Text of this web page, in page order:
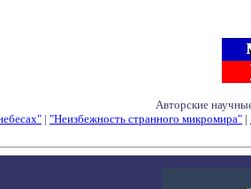
Авторские
| "Неизбежность странного микромира" |